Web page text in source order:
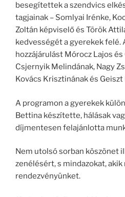
besegítettek a szendvics
tagjainak – Somlyai Irénke,
Zoltán képviselő és Török
kedvességét a gyerekek felé.
hozzájárulást Mórocz Lajos
Csjernyik Melindának, Nagy
Kovács Krisztinának és Geiszt
A programon a gyerekek
Bettina készítette, hálásak
díjmentesen felajánlotta
Nem utolsó sorban köszönet
zenélésért, s mindazokat,
rendezvényünket.